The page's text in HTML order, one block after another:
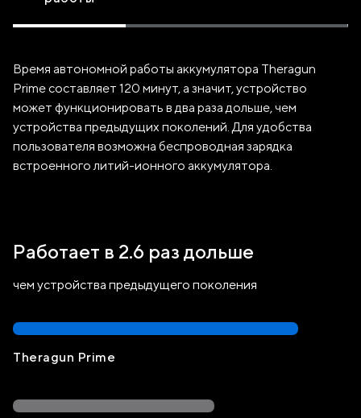
Время автономной работы аккумулятора Theragun
Prime составляет 120 минут, а значит, устройство
может функционировать в два раза дольше, чем
устройства предыдущих поколений. Для удобства
пользователя возможна беспроводная зарядка
встроенного литий-ионного аккумулятора.
Работает в 2.6 раз дольше
чем устройства предыдущего поколения
Theragun Prime